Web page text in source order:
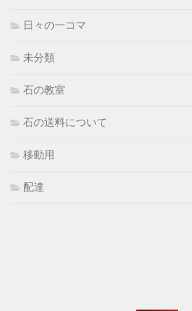
日々の一コマ
未分類
石の教室
石の送料について
移動用
配達